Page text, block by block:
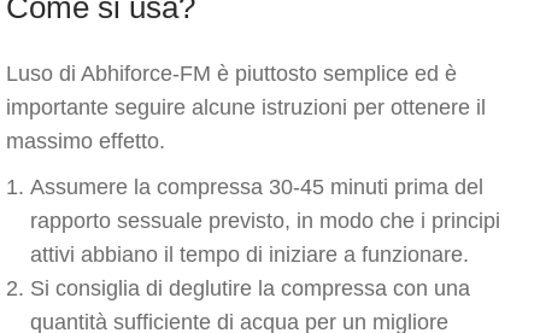
Come si usa?
Luso di Abhiforce-FM è piuttosto semplice ed è
importante seguire alcune istruzioni per ottenere il
massimo effetto.
Assumere la compressa 30-45 minuti prima del
rapporto sessuale previsto, in modo che i principi
attivi abbiano il tempo di iniziare a funzionare.
Si consiglia di deglutire la compressa con una
quantità sufficiente di acqua per un migliore